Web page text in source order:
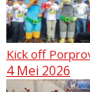
Kick off
4 Mei 2026